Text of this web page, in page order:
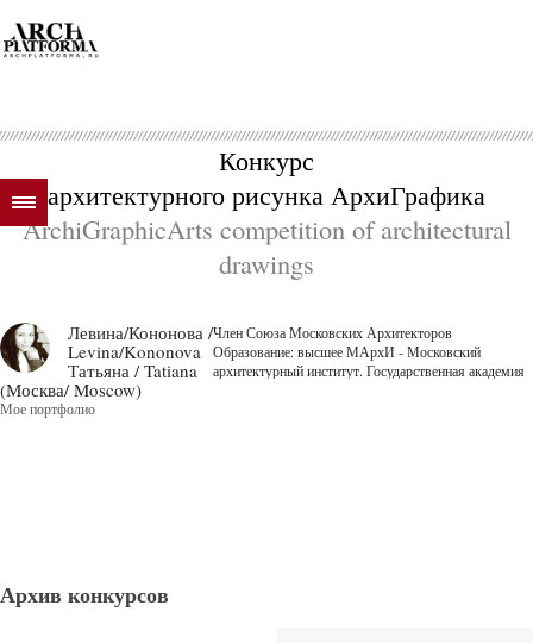
Конкурс
архитектурного рисунка АрхиГрафика
ArchiGraphicArts competition of architectural
drawings
Левина/Кононова /
Levina/Kononova
Татьяна / Tatiana
(Москва/ Moscow)
Мое портфолио
Член Союза Московских Архитекторов
Образование: высшее МАрхИ - Московский
архитектурный институт. Государственная академия
Архив конкурсов